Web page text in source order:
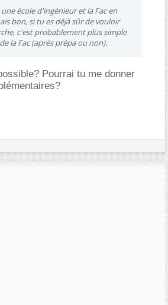
école d'ingénieur et la Fac en
bon, si tu es déjà sûr de vouloir
c'est probablement plus simple
la Fac (après prépa ou non).
Pourrai tu me donner